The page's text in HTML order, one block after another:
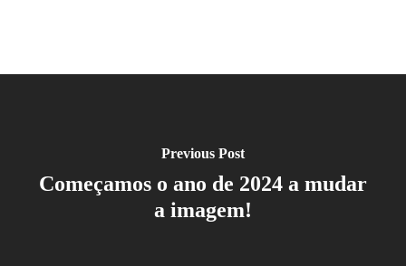
Previous Post
Começamos o ano de 2024 a mudar
a imagem!